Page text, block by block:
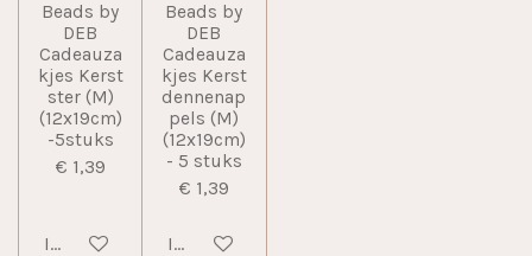
Beads by
DEB
Cadeauza
kjes Kerst
ster (M)
(12x19cm)
-5stuks
€ 1,39
In winkelwagen
Beads by
DEB
Cadeauza
kjes Kerst
dennenap
pels (M)
(12x19cm)
- 5 stuks
€ 1,39
In winkelwagen